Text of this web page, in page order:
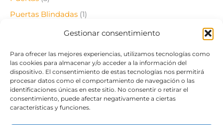
Gestionar consentimiento
Para ofrecer las mejores experiencias, utilizamos tecnologías como
las cookies para almacenar y/o acceder a la información del
dispositivo. El consentimiento de estas tecnologías nos permitirá
procesar datos como el comportamiento de navegación o las
identificaciones únicas en este sitio. No consentir o retirar el
consentimiento, puede afectar negativamente a ciertas
características y funciones.
Puertas Blindadas (1)
Puertas de Garaje(14)
Rejas de Ballesta(1)
Reparación Persianas(3)
Seguridad (1)
Serrallers(39)